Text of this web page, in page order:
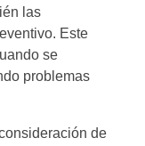
las
Este
se
problemas
de